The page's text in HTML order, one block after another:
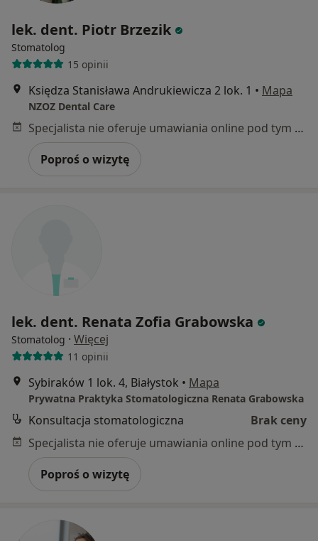
lek. dent. Piotr Brzezik
Stomatolog
15 opinii
Księdza Stanisława Andrukiewicza 2 lok. 1 • Mapa
NZOZ Dental Care
Specjalista nie oferuje umawiania online pod tym adresem.
Poproś o wizytę
lek. dent. Renata Zofia Grabowska
Stomatolog · Więcej
11 opinii
Sybiraków 1 lok. 4, Białystok • Mapa
Prywatna Praktyka Stomatologiczna Renata Grabowska
Konsultacja stomatologiczna
Brak ceny
Specjalista nie oferuje umawiania online pod tym adresem.
Poproś o wizytę